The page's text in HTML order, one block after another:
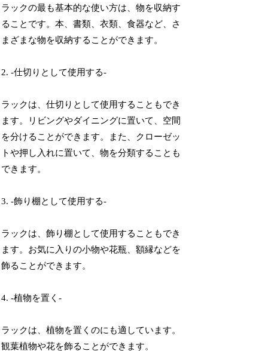
ラックの最も基本的な使い方は、物を収納す
ることです。本、書類、衣類、食器など、さ
まざまな物を収納することができます。
2. -仕切りとして使用する-
ラックは、仕切りとして使用することもでき
ます。リビングやダイニングに置いて、空間
を分けることができます。また、クローゼッ
トや押し入れに置いて、物を分類することも
できます。
3. -飾り棚として使用する-
ラックは、飾り棚として使用することもでき
ます。お気に入りの小物や花瓶、額縁などを
飾ることができます。
4. -植物を置く-
ラックは、植物を置くのにも適しています。
観葉植物や花を飾ることができます。